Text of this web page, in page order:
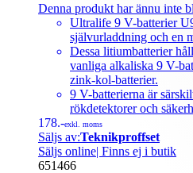
Denna produkt har ännu inte
Ultralife 9 V-batterier
självurladdning och en
Dessa litiumbatterier
vanliga alkaliska 9 V-
zink-kol-batterier.
9 V-batterierna är
rökdetektorer och
178.-exkl. moms
Säljs av:Teknikproffset
Säljs online| Finns ej i butik
651466